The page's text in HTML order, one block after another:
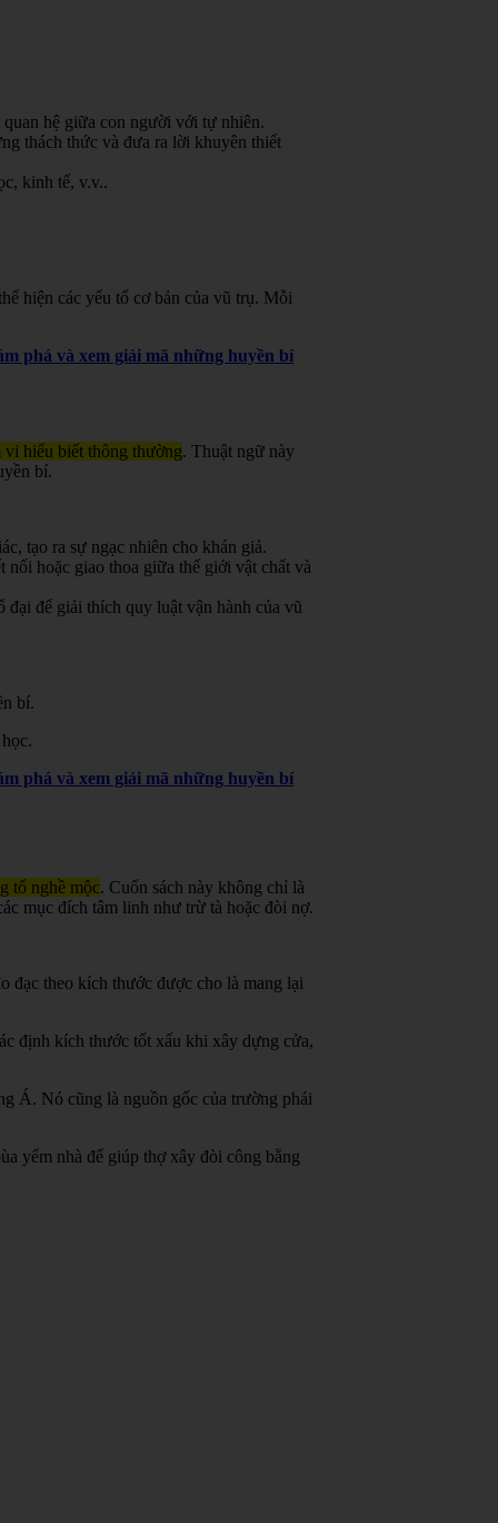
hệ giữa con người với tự nhiên.
thách thức và đưa ra lời khuyên thiết
kinh tế, v.v..
hiện các yếu tố cơ bản của vũ trụ. Mỗi
phá và xem giải mã những huyền bí
vi hiểu biết thông thường. Thuật ngữ này
bí.
tạo ra sự ngạc nhiên cho khán giả.
hoặc giao thoa giữa thế giới vật chất và
để giải thích quy luật vận hành của vũ
bí.
phá và xem giải mã những huyền bí
tổ nghề mộc. Cuốn sách này không chỉ là
mục đích tâm linh như trừ tà hoặc đòi nợ.
đạc theo kích thước được cho là mang lại
định kích thước tốt xấu khi xây dựng cửa,
Á. Nó cũng là nguồn gốc của trường phái
yểm nhà để giúp thợ xây đòi công bằng